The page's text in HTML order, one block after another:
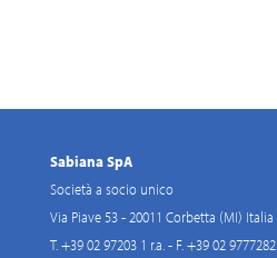
Sabiana SpA
Società a socio unico
Via Piave 53 - 20011 Corbetta (MI) Italia
T. +39 02 97203 1 r.a. - F. +39 02 9777282